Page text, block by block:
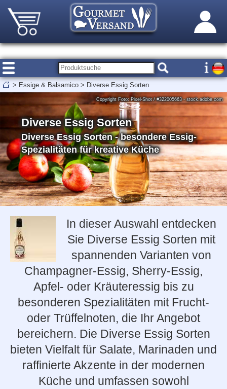
> Essige & Balsamico > Diverse Essig Sorten
Diverse Essig Sorten
Diverse Essig Sorten - besondere Essig-
Spezialitäten für kreative Küche
Copyright Foto: Pixel-Shot / #322005663 - stock.adobe.com
In dieser Auswahl entdecken
Sie Diverse Essig Sorten mit
spannenden Varianten von
Champagner-Essig, Sherry-Essig,
Apfel- oder Kräuteressig bis zu
besonderen Spezialitäten mit Frucht-
oder Trüffelnoten, die Ihr Angebot
bereichern. Die Diverse Essig Sorten
bieten Vielfalt für Salate, Marinaden und
raffinierte Akzente in der modernen
Küche und umfassen sowohl